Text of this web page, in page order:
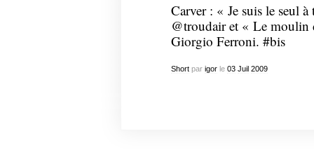
Carver : « Je suis le seul
@troudair et « Le moulin
Giorgio Ferroni. #bis
Shortpar igorle 03 Juil 2009